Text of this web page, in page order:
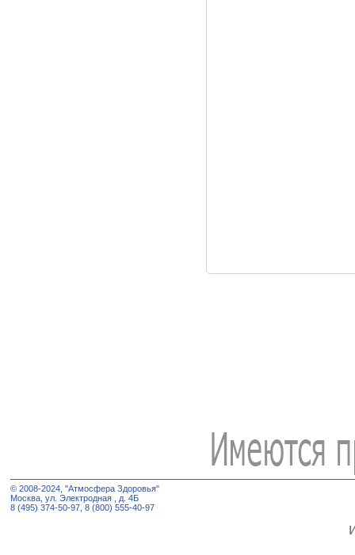
© 2008-2024, "Атмосфера Здоровья"
Москва, ул. Электродная , д. 4Б
8 (495) 374-50-97, 8 (800) 555-40-97